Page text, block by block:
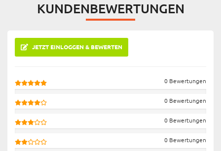
KUNDENBEWERTUNGEN
JETZT EINLOGGEN & BEWERTEN
0 Bewertungen
0 Bewertungen
0 Bewertungen
0 Bewertungen